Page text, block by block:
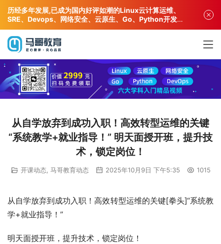
从自学放弃到成功入职！高效转型运维的关键
“系统教学+就业指导！” 明天面授开班，提升技
术，锁定岗位！
开课动态, 马哥教育动态 2025年10月9日 下午5:35 1015
从自学放弃到成功入职！高效转型运维的关键[拳头]“系统教
学+就业指导！”
明天面授开班，提升技术，锁定岗位！
历经多年发展,已成为国内好评如潮的Linux云计算运维、
SRE、Devops、网络安全、云原生、Go、Python开发专
业人才培训机构!